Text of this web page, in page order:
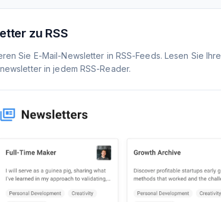
zu RSS
Sie E-Mail-Newsletter in RSS-Feeds. Lesen Sie Ihre
in jedem RSS-Reader.